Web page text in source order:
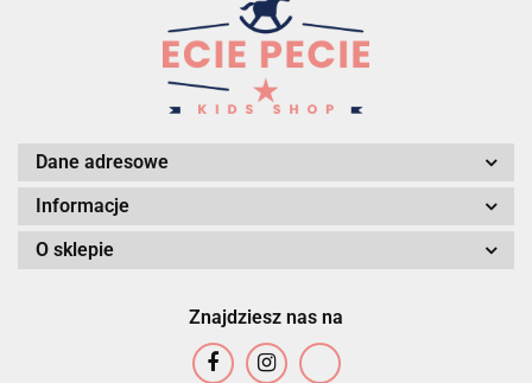
Dane adresowe
Informacje
O sklepie
Znajdziesz nas na